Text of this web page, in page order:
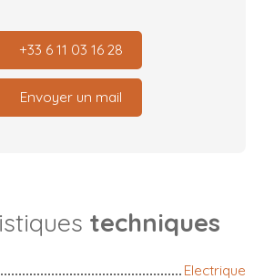
+33 6 11 03 16 28
Envoyer un mail
techniques
Electrique